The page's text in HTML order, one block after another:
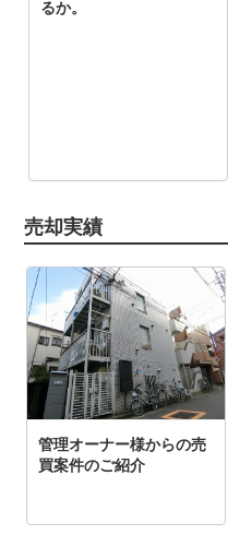
売却実績